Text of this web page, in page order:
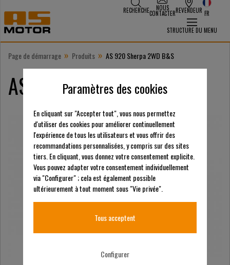
RECHERCHE NOUS
CONTACTERREVENDEUR FR
STRUCTURE DU MENU
Page de démarrage » Produits » AS 920 Sherpa 2WD B&S
AS 920 Sherpa 2WD B&S
Paramètres des cookies
En cliquant sur "Accepter tout", vous nous permettez
d'utiliser des cookies pour améliorer continuellement
l'expérience de tous les utilisateurs et vous offrir des
recommandations personnalisées, y compris sur des sites
tiers. En cliquant, vous donnez votre consentement explicite.
Vous pouvez adapter votre consentement individuellement
via "Configurer" ; cela est également possible
ultérieurement à tout moment sous "Vie privée".
Tous acceptent
Configurer